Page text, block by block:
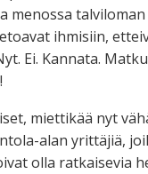
menossa
ihmisiin,
Ei. Kannata.
miettikää nyt
alan yrittäjiä,
olla ratkaisevia